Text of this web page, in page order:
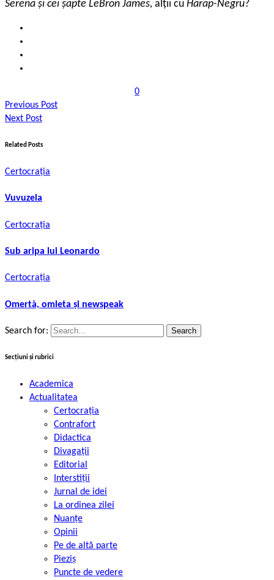
Serena și cei șapte LeBron James, alții cu Harap-Negru?
0
Previous Post
Next Post
Related Posts
Certocrația
Vuvuzela
Certocrația
Sub aripa lui Leonardo
Certocrația
Omertà, omleta și newspeak
Search for:
Secțiuni și rubrici
Academica
Actualitatea
Certocrația
Contrafort
Didactica
Divagații
Editorial
Interstiții
Jurnal de idei
La ordinea zilei
Nuanțe
Opinii
Pe de altă parte
Pieziș
Puncte de vedere